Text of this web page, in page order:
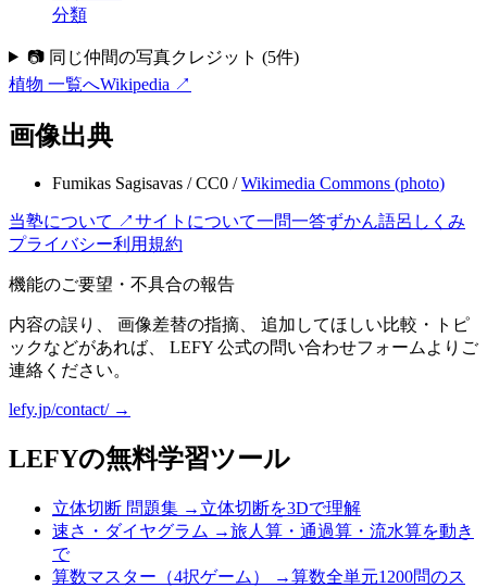
分類
📷 同じ仲間の写真クレジット (5件)
植物 一覧へWikipedia ↗
画像出典
Fumikas Sagisavas /CC0 / Wikimedia Commons (photo)
当塾について ↗サイトについて一問一答ずかん語呂 しくみ
プライバシー利用規約
機能のご要望・不具合の報告
内容の誤り、 画像差替の指摘、 追加してほしい比較・トピ
ックなどがあれば、 LEFY 公式の問い合わせフォームよりご
連絡ください。
lefy.jp/contact/ →
LEFYの無料学習ツール
立体切断 問題集 → 立体切断を3Dで理解
速さ・ダイヤグラム →旅人算・通過算・流水算を動き
で
算数マスター（4択ゲーム）
→算数全単元1200問のス